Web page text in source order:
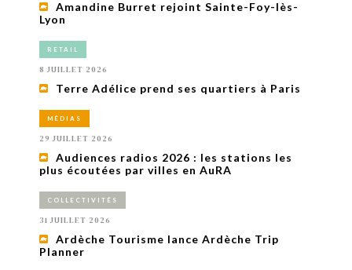
Amandine Burret rejoint Sainte-Foy-lès-
Lyon
RETAIL
8 JUILLET 2026
Terre Adélice prend ses quartiers à Paris
MÉDIAS
29 JUILLET 2026
Audiences radios 2026 : les stations les
plus écoutées par villes en AuRA
COLLECTIVITÉS
31 JUILLET 2026
Ardèche Tourisme lance Ardèche Trip
Planner